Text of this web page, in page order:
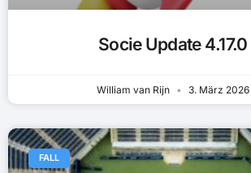
Socie Update 4.17.0
William van Rijn 3. März 2026
FALL